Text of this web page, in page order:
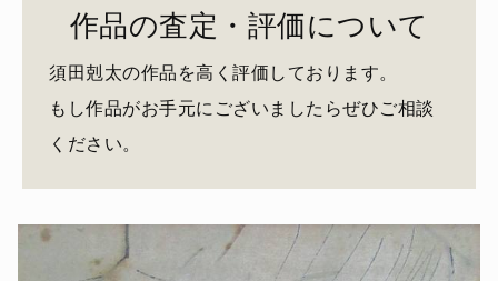
作品の査定・評価について
須田剋太の作品を高く評価しております。
もし作品がお手元にございましたらぜひご相談
ください。